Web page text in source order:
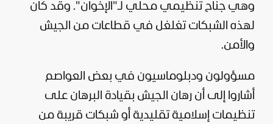
وهي جناح تنظيمي محلي لـ"الإخوان". وقد كان
لهذه الشبكات تغلغل في قطاعات من الجيش
والأمن.
مسؤولون ودبلوماسيون في بعض العواصم
أشاروا إلى أن رهان الجيش بقيادة البرهان على
تنظيمات إسلامية تقليدية أو شبكات قريبة من